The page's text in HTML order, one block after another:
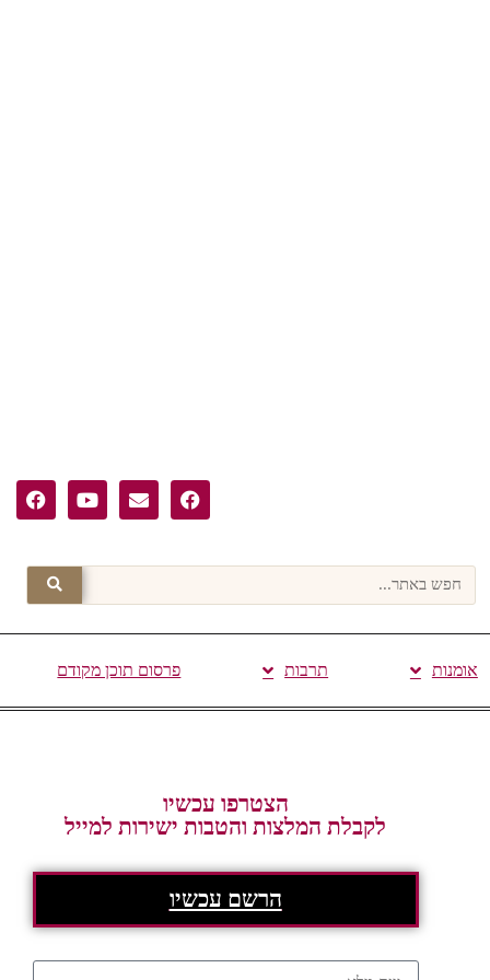
אומנות תרבות פרסום תוכן מקודם
הצטרפו עכשיו
לקבלת המלצות והטבות ישירות למייל
הרשם עכשיו